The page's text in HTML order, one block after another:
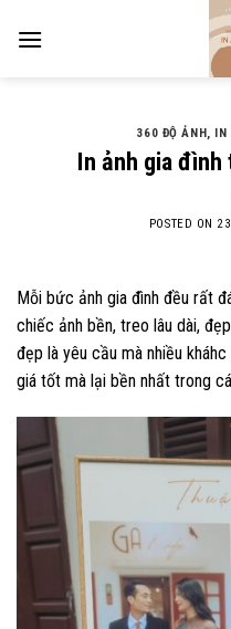
360 ĐỘ ẢNH, IN
In ảnh gia
POSTED ON
Mỗi bức ảnh gia đình đều rất
chiếc ảnh bền, treo lâu dài,
đẹp là yêu cầu mà nhiều
giá tốt mà lại bền nhất trong